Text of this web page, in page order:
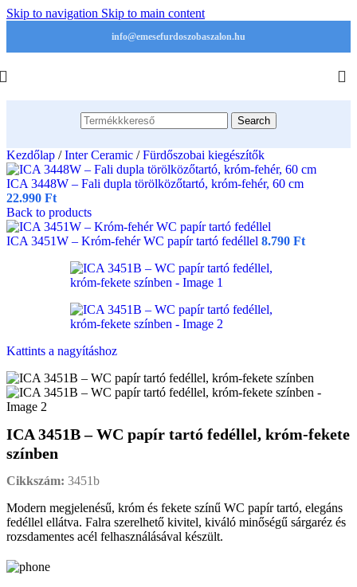
Skip to navigation Skip to main content
info@emesefurdoszobaszalon.hu
Search
Kezdőlap / Inter Ceramic / Fürdőszobai kiegészítők
ICA 3448W – Fali dupla törölközőtartó, króm-fehér, 60 cm
22.990 Ft
Back to products
ICA 3451W – Króm-fehér WC papír tartó fedéllel 8.790 Ft
Kattints a nagyításhoz
ICA 3451B – WC papír tartó fedéllel, króm-fekete
színben
Cikkszám: 3451b
Modern megjelenésű, króm és fekete színű WC papír tartó, elegáns
fedéllel ellátva. Falra szerelhető kivitel, kiváló minőségű sárgaréz és
rozsdamentes acél felhasználásával készült.